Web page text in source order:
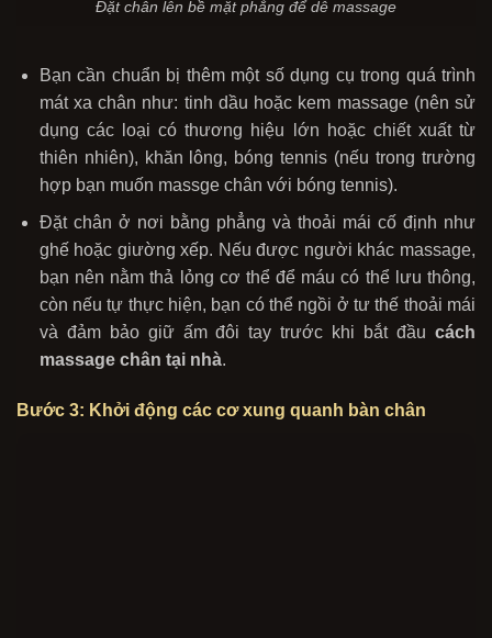
Đặt chân lên bề mặt phẳng để dễ massage
Bạn cần chuẩn bị thêm một số dụng cụ trong quá trình
mát xa chân như: tinh dầu hoặc kem massage (nên sử
dụng các loại có thương hiệu lớn hoặc chiết xuất từ
thiên nhiên), khăn lông, bóng tennis (nếu trong trường
hợp bạn muốn massge chân với bóng tennis).
Đặt chân ở nơi bằng phẳng và thoải mái cố định như
ghế hoặc giường xếp. Nếu được người khác massage,
bạn nên nằm thả lỏng cơ thể để máu có thể lưu thông,
còn nếu tự thực hiện, bạn có thể ngồi ở tư thế thoải mái
và đảm bảo giữ ấm đôi tay trước khi bắt đầu cách
massage chân tại nhà.
Bước 3: Khởi động các cơ xung quanh bàn chân